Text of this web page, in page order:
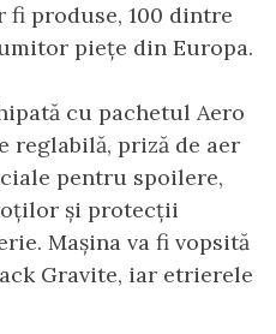
fi produse, 100 dintre
piețe din Europa.
cu pachetul Aero
reglabilă, priză de aer
pentru spoilere,
și protecții
Mașina va fi vopsită
Gravite, iar etrierele